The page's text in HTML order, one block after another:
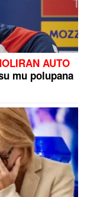
Gvineja -
više od 850